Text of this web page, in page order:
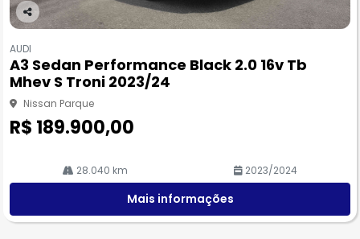
Co
pa
rtil
he
AUDI
A3 Sedan Performance Black 2.0 16v Tb
Mhev S Troni 2023/24
Nissan Parque
R$ 189.900,00
28.040 km 2023/2024
Mais informações